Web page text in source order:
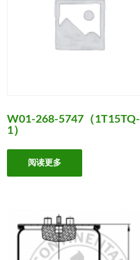
W01-268-5747（1T15TQ-
1）
阅读更多